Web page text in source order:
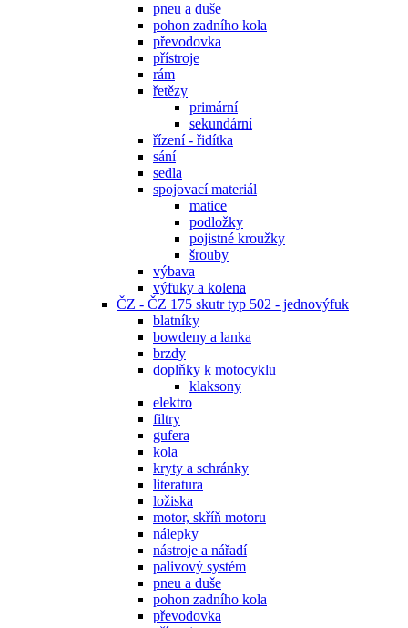
pneu a duše
pohon zadního kola
převodovka
přístroje
rám
řetězy
primární
sekundární
řízení - řidítka
sání
sedla
spojovací materiál
matice
podložky
pojistné kroužky
šrouby
výbava
výfuky a kolena
ČZ - ČZ 175 skutr typ 502 - jednovýfuk
blatníky
bowdeny a lanka
brzdy
doplňky k motocyklu
klaksony
elektro
filtry
gufera
kola
kryty a schránky
literatura
ložiska
motor, skříň motoru
nálepky
nástroje a nářadí
palivový systém
pneu a duše
pohon zadního kola
převodovka